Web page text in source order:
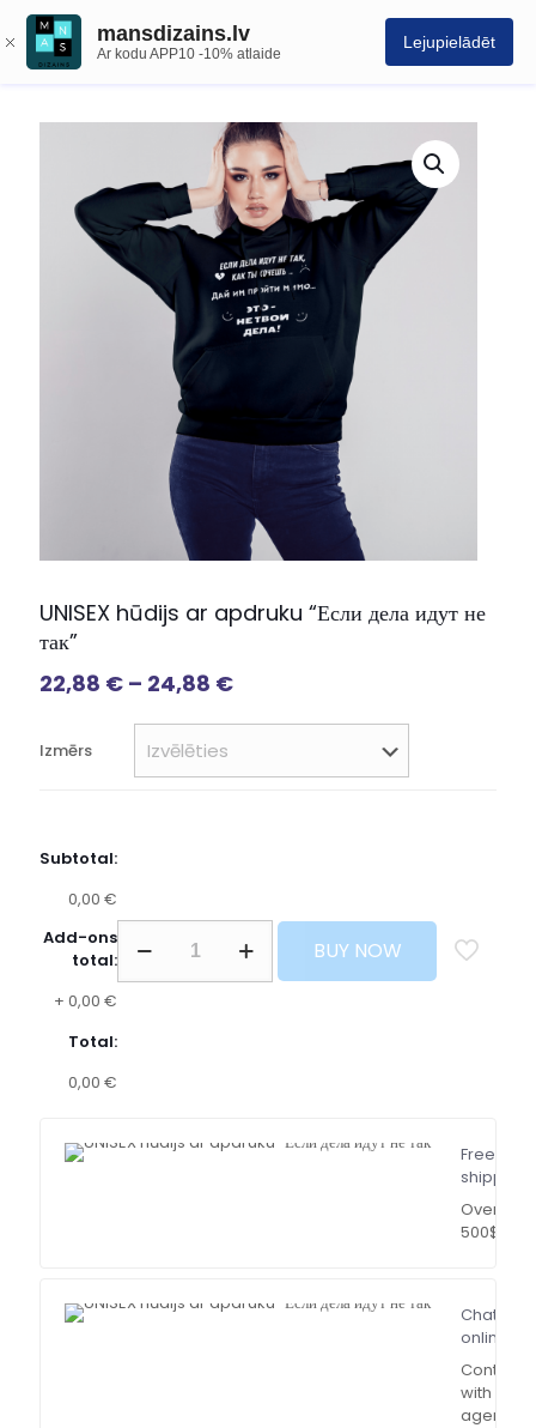
mansdizains.lv
Ar kodu APP10 -10% atlaide
Lejupielādēt
UNISEX hūdijs ar apdruku “Если дела идут не
так”
22,88 € – 24,88 €
Izmērs
Subtotal:
0,00 €
Add-ons
total:
+ 0,00 €
Total:
0,00 €
BUY NOW
Free
shipping
Over
500$
Chat
online
Contact
with our
agent